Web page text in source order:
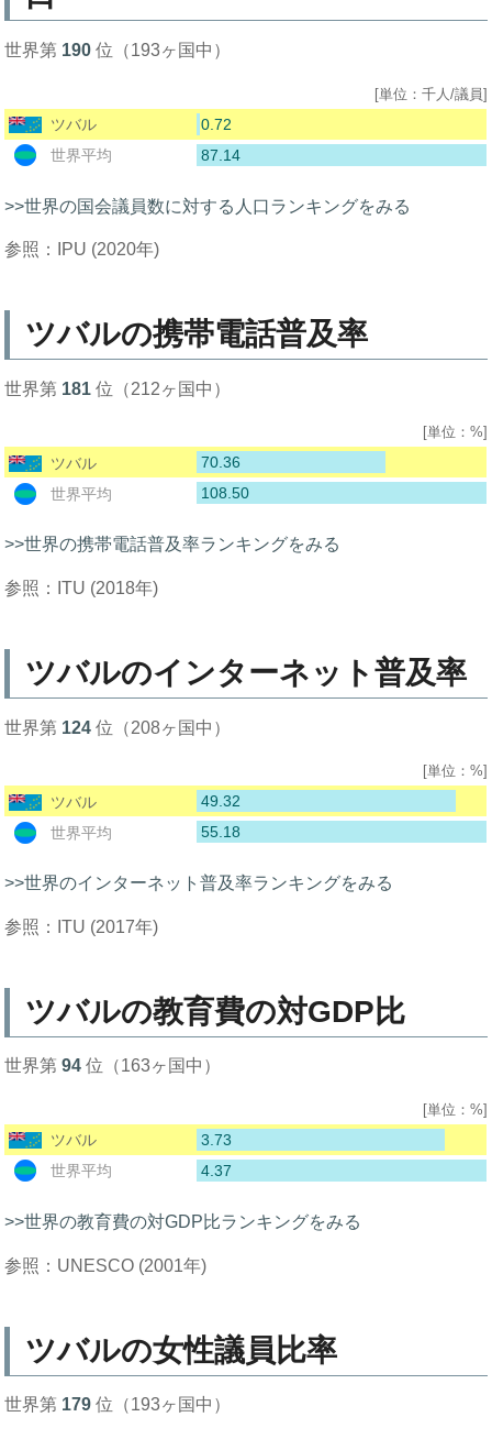
世界第 190 位（193ヶ国中）
[単位：千人/議員]
ツバル
0.72
世界平均
87.14
>>世界の国会議員数に対する人口ランキングをみる
参照：IPU (2020年)
ツバルの携帯電話普及率
世界第 181 位（212ヶ国中）
[単位：%]
ツバル
70.36
世界平均
108.50
>>世界の携帯電話普及率ランキングをみる
参照：ITU (2018年)
ツバルのインターネット普及率
世界第 124 位（208ヶ国中）
[単位：%]
ツバル
49.32
世界平均
55.18
>>世界のインターネット普及率ランキングをみる
参照：ITU (2017年)
ツバルの教育費の対GDP比
世界第94 位（163ヶ国中）
[単位：%]
ツバル
3.73
世界平均
4.37
>>世界の教育費の対GDP比ランキングをみる
参照：UNESCO (2001年)
ツバルの女性議員比率
世界第 179 位（193ヶ国中）